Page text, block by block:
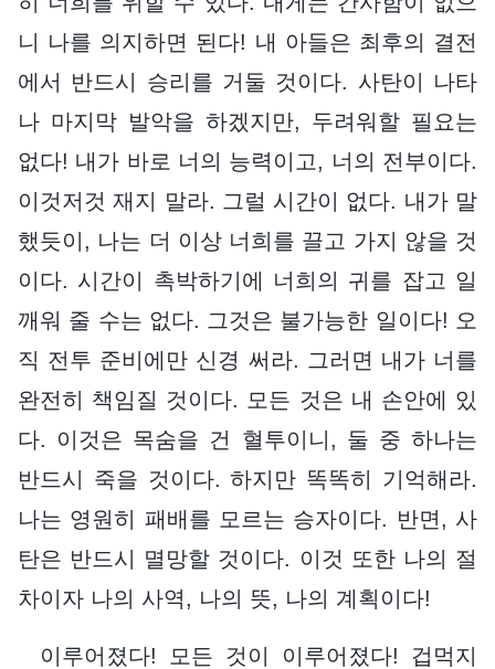
니 나를 의지하면 된다! 내 아들은 최후의 결전
에서 반드시 승리를 거둘 것이다. 사탄이 나타
나 마지막 발악을 하겠지만, 두려워할 필요는
없다! 내가 바로 너의 능력이고, 너의 전부이다.
이것저것 재지 말라. 그럴 시간이 없다. 내가 말
했듯이, 나는 더 이상 너희를 끌고 가지 않을 것
이다. 시간이 촉박하기에 너희의 귀를 잡고 일
깨워 줄 수는 없다. 그것은 불가능한 일이다! 오
직 전투 준비에만 신경 써라. 그러면 내가 너를
완전히 책임질 것이다. 모든 것은 내 손안에 있
다. 이것은 목숨을 건 혈투이니, 둘 중 하나는
반드시 죽을 것이다. 하지만 똑똑히 기억해라.
나는 영원히 패배를 모르는 승자이다. 반면, 사
탄은 반드시 멸망할 것이다. 이것 또한 나의 절
차이자 나의 사역, 나의 뜻, 나의 계획이다!
이루어졌다! 모든 것이 이루어졌다! 겁먹지